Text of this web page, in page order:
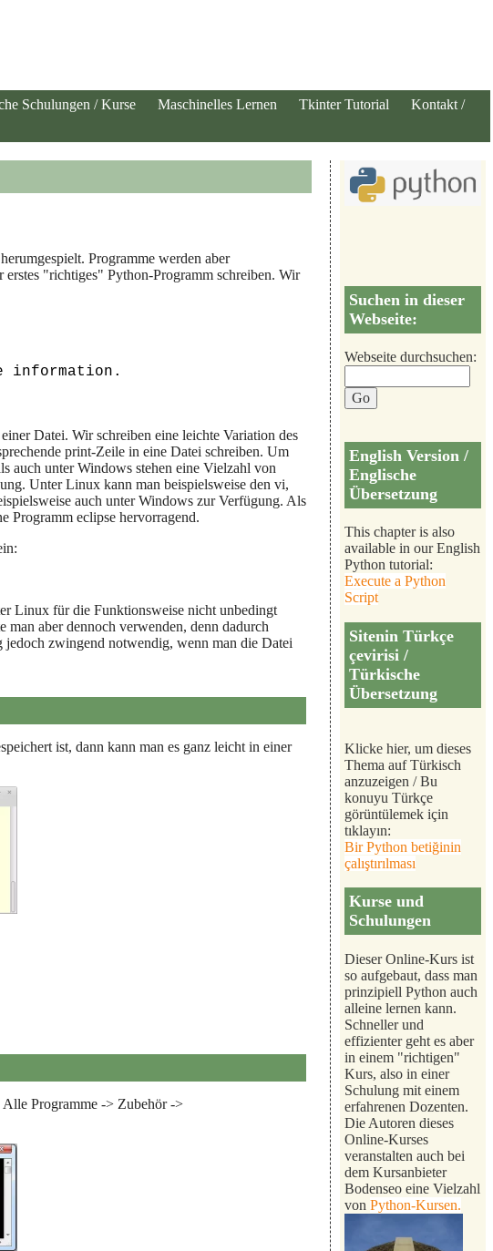
Schulungen / Kurse Maschinelles Lernen Tkinter Tutorial
Kontakt /
Suchen in dieser
Webseite:
Webseite durchsuchen:
English Version /
Englische
Übersetzung
This chapter is also
available in our English
Python tutorial:
Execute a Python
Script
Sitenin Türkçe
çevirisi /
Türkische
Übersetzung
Klicke hier, um dieses
Thema auf Türkisch
anzuzeigen / Bu
konuyu Türkçe
görüntülemek için
tıklayın:
Bir Python betiğinin
çalıştırılması
Kurse und
Schulungen
Dieser Online-Kurs ist
so aufgebaut, dass man
prinzipiell Python auch
alleine lernen kann.
Schneller und
effizienter geht es aber
in einem "richtigen"
Kurs, also in einer
Schulung mit einem
erfahrenen Dozenten.
Die Autoren dieses
Online-Kurses
veranstalten auch bei
dem Kursanbieter
Bodenseo eine Vielzahl
von Python-Kursen.
Programme werden aber
"richtiges" Python-Programm schreiben. Wir
information.
Datei. Wir schreiben eine leichte Variation des
print-Zeile in eine Datei schreiben. Um
auch unter Windows stehen eine Vielzahl von
Unter Linux kann man beispielsweise den vi,
auch unter Windows zur Verfügung. Als
Programm eclipse hervorragend.
Linux für die Funktionsweise nicht unbedingt
aber dennoch verwenden, denn dadurch
jedoch zwingend notwendig, wenn man die Datei
ist, dann kann man es ganz leicht in einer
Alle Programme -> Zubehör ->